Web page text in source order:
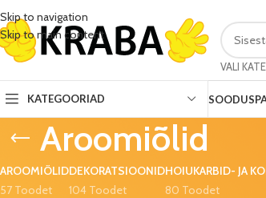
Skip to navigation
Skip to main content
VALI
KATEGOORIAD
Aroomiõlid
AROOMIÕLID
57 Toodet
DEKORATSIOONID
104 Toodet
HOIUKARBID- JA
80 Toodet